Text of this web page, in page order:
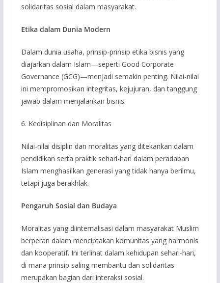
solidaritas sosial dalam masyarakat.
Etika dalam Dunia Modern
Dalam dunia usaha, prinsip-prinsip etika bisnis yang
diajarkan dalam Islam—seperti Good Corporate
Governance (GCG)—menjadi semakin penting. Nilai-nilai
ini mempromosikan integritas, kejujuran, dan tanggung
jawab dalam menjalankan bisnis.
6. Kedisiplinan dan Moralitas
Nilai-nilai disiplin dan moralitas yang ditekankan dalam
pendidikan serta praktik sehari-hari dalam peradaban
Islam menghasilkan generasi yang tidak hanya berilmu,
tetapi juga berakhlak.
Pengaruh Sosial dan Budaya
Moralitas yang diinternalisasi dalam masyarakat Muslim
berperan dalam menciptakan komunitas yang harmonis
dan kooperatif. Ini terlihat dalam kehidupan sehari-hari,
di mana prinsip saling membantu dan solidaritas
merupakan bagian dari interaksi sosial.